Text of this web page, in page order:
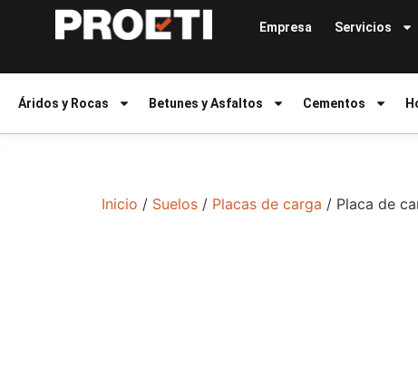
Empresa Servicios
Áridos y Rocas Betunes y Asfaltos Cementos
Inicio / Suelos / Placas de carga / Placa de